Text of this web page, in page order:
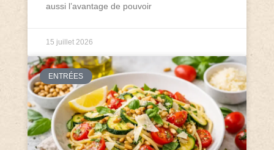
aussi l’avantage de pouvoir
15 juillet 2026
ENTRÉES